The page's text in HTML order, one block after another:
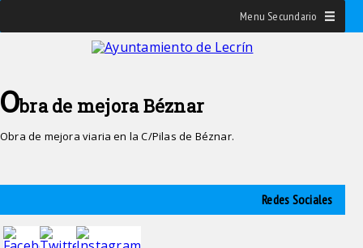
Menu Secundario
Obra de mejora Béznar
Obra de mejora viaria en la C/Pilas de Béznar.
Redes Sociales